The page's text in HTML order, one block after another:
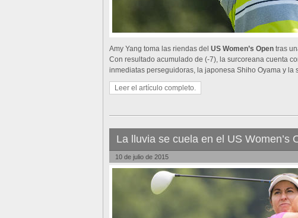
Amy Yang toma las riendas del US Women’s Open tras
Con resultado acumulado de (-7), la surcoreana cuenta
inmediatas perseguidoras, la japonesa Shiho Oyama y la
Leer el artículo completo.
La lluvia se cuela en el US Women’s
10 de julio de 2015